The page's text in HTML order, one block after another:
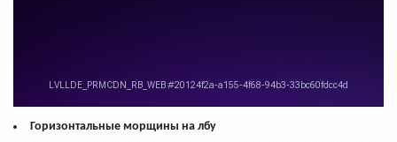
Горизонтальные морщины на лбу